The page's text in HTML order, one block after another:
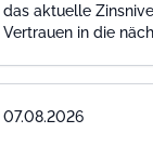
das aktuelle
Vertrauen in die
07.08.2026